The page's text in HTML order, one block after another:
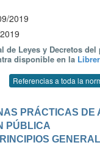
2019
de Leyes y Decretos del
disponible en la
Referencias a toda la
PRÁCTICAS DE
PÚBLICA